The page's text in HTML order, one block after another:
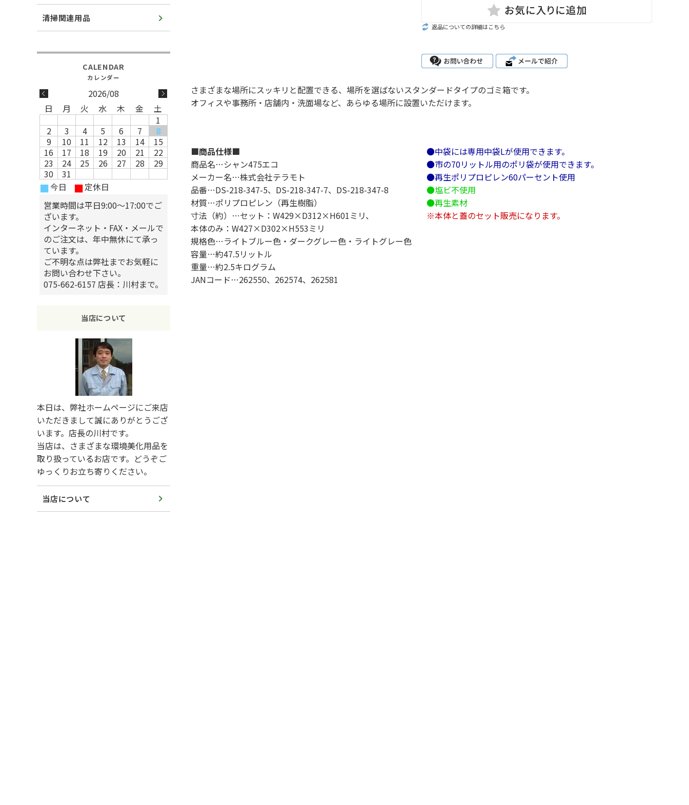
返品についての詳細はこちら
さまざまな場所にスッキリと配置できる、場所を選ばないスタンダードタイプのゴミ箱です。
オフィスや事務所・店舗内・洗面場など、あらゆる場所に設置いただけます。
■商品仕様■
商品名…シャン475エコ
メーカー名…株式会社テラモト
品番…DS-218-347-5、DS-218-347-7、DS-218-347-8
材質…ポリプロピレン（再生樹脂）
寸法（約）…セット：W429×D312×H601ミリ、
本体のみ：W427×D302×H553ミリ
規格色…ライトブルー色・ダークグレー色・ライトグレー色
容量…約47.5リットル
重量…約2.5キログラム
JANコード…262550、262574、262581
●中袋には専用中袋Lが使用できます。
●市の70リットル用のポリ袋が使用できます。
●再生ポリプロピレン60パーセント使用
●塩ビ不使用
●再生素材
※本体と蓋のセット販売になります。
清掃関連用品
2026/08
日
月 火 水 木 金
土
1
2
3 4 5 6 7
8
9
10 11 12 13 14
15
16
17 18 19 20 21
22
23
24 25 26 27 28
29
30
31
■今日 ■定休日
営業時間は平日9:00～17:00でご
ざいます。
インターネット・FAX・メールで
のご注文は、年中無休にて承っ
ています。
ご不明な点は弊社までお気軽に
お問い合わせ下さい。
075-662-6157 店長：川村まで。
当店について
本日は、弊社ホームページにご来店
いただきまして誠にありがとうござ
います。店長の川村です。
当店は、さまざまな環境美化用品を
取り扱っているお店です。どうぞご
ゆっくりお立ち寄りください。
当店について